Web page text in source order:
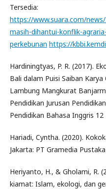
Tersedia:
https://www.suara.com/
masih-dihantui-konflik-
perkebunan https://
Hardiningtyas, P. R. (2017).
Bali dalam Puisi Saiban
Lambung Mangkurat
Pendidikan Jurusan
Pendidikan Bahasa Inggris
Hariadi, Cyntha. (2020).
Jakarta: PT Gramedia
Heriyanto, H., & Gholami, R.
kiamat: Islam, ekologi, dan